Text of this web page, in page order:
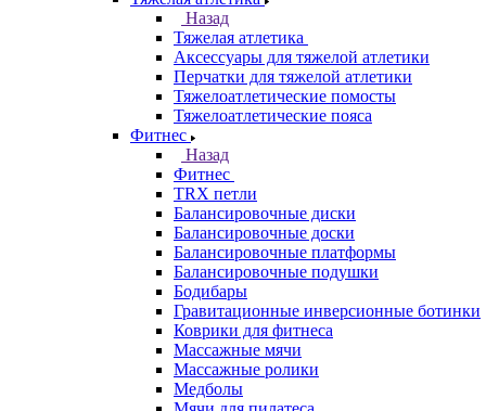
Назад
Тяжелая атлетика
Аксессуары для тяжелой атлетики
Перчатки для тяжелой атлетики
Тяжелоатлетические помосты
Тяжелоатлетические пояса
Фитнес
Назад
Фитнес
TRX петли
Балансировочные диски
Балансировочные доски
Балансировочные платформы
Балансировочные подушки
Бодибары
Гравитационные инверсионные ботинки
Коврики для фитнеса
Массажные мячи
Массажные ролики
Медболы